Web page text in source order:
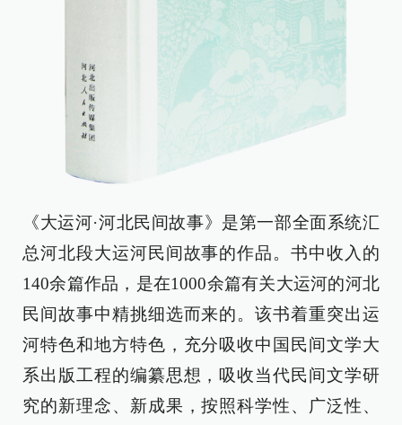
《大运河·河北民间故事》是第一部全面系统汇
总河北段大运河民间故事的作品。书中收入的
140余篇作品，是在1000余篇有关大运河的河北
民间故事中精挑细选而来的。该书着重突出运
河特色和地方特色，充分吸收中国民间文学大
系出版工程的编纂思想，吸收当代民间文学研
究的新理念、新成果，按照科学性、广泛性、